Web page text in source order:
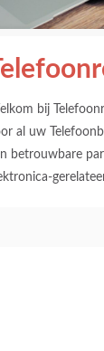
bij
al uw
betrouwbare